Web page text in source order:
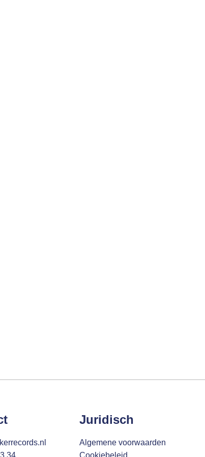
34
Juridisch
Algemene voorwaarden
Cookiebeleid